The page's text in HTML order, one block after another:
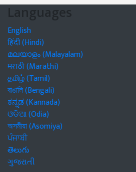
Languages
English
हिंदी (Hindi)
മലയാളം (Malayalam)
मराठी (Marathi)
தமிழ் (Tamil)
বাঙালি (Bengali)
ಕನ್ನಡ (Kannada)
ଓଡିଆ (Odia)
অসমীয়া (Asomiya)
ਪੰਜਾਬੀ
తెలుగు
ગુજરાતી